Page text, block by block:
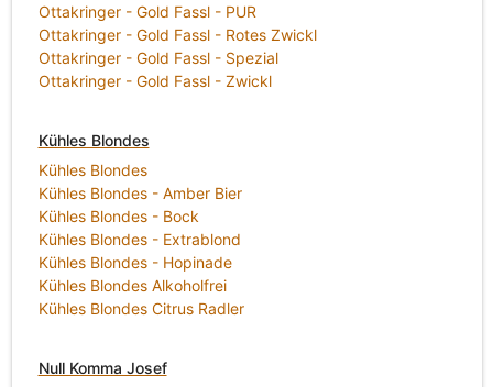
Ottakringer - Gold Fassl - PUR
Ottakringer - Gold Fassl - Rotes Zwickl
Ottakringer - Gold Fassl - Spezial
Ottakringer - Gold Fassl - Zwickl
Kühles Blondes
Kühles Blondes
Kühles Blondes - Amber Bier
Kühles Blondes - Bock
Kühles Blondes - Extrablond
Kühles Blondes - Hopinade
Kühles Blondes Alkoholfrei
Kühles Blondes Citrus Radler
Null Komma Josef